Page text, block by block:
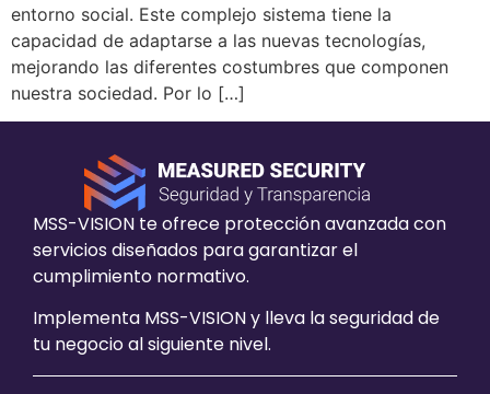
entorno social. Este complejo sistema tiene la
capacidad de adaptarse a las nuevas tecnologías,
mejorando las diferentes costumbres que componen
nuestra sociedad. Por lo […]
MSS-VISION te ofrece protección avanzada con
servicios diseñados para garantizar el
cumplimiento normativo.
Implementa MSS-VISION y lleva la seguridad de
tu negocio al siguiente nivel.